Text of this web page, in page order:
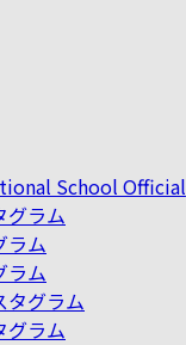
School Official
グラム
ラム
ラム
タグラム
グラム